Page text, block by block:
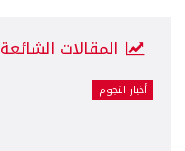
المقالات الشائعة
أخبار النجوم